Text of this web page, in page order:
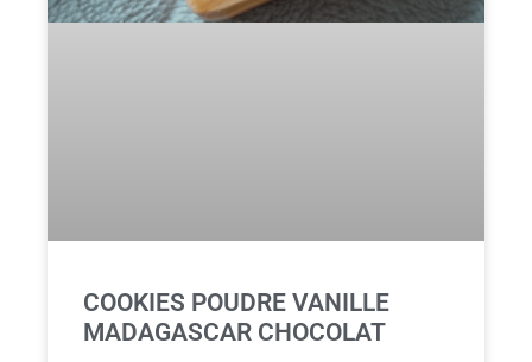
COOKIES POUDRE VANILLE
MADAGASCAR CHOCOLAT